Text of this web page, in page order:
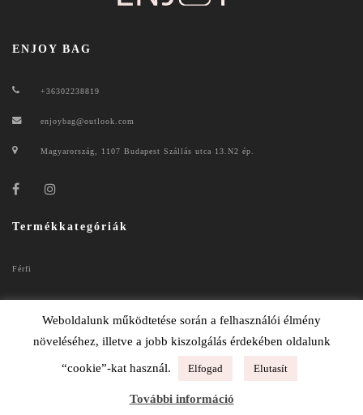
ENJOY BAG
+36302238819
enjoybag@outlook.com
Magyarország, 1107 Budapest Szállás utca 13.N2 ép.
Termékkategóriák
Férfi
ADATKEZELÉSI TÁJÉKOZTATÓ
Weboldalunk működtetése során a felhasználói élmény
növeléséhez, illetve a jobb kiszolgálás érdekében oldalunk
“cookie”-kat használ. Elfogad Elutasít
További információ